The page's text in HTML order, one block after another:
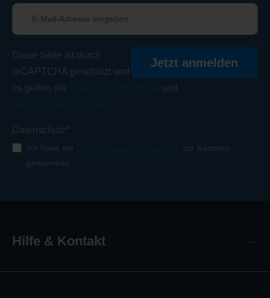
Jetzt anmelden
Diese Seite ist durch
reCAPTCHA geschützt und
es gelten die Datenschutzrichtlinie und
Nutzungsbedingungen
.
Datenschutz*
Ich habe die Datenschutzbestimmungen
zur Kenntnis
genommen.
Hilfe & Kontakt